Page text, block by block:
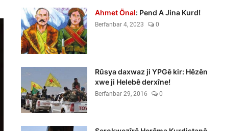
Ahmet Önal: Pend A Jina Kurd!
Berfanbar 4, 2023 0
Rûsya daxwaz ji YPGê kir: Hêzên
xwe ji Helebê derxîne!
Berfanbar 29, 2016 0